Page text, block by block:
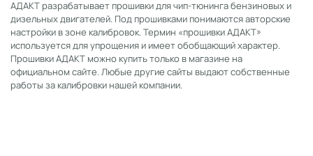
АДАКТ разрабатывает прошивки для чип-тюнинга бензиновых и
дизельных двигателей. Под прошивками понимаются авторские
настройки в зоне калибровок. Термин «прошивки АДАКТ»
используется для упрощения и имеет обобщающий характер.
Прошивки АДАКТ можно купить только в магазине на
официальном сайте. Любые другие сайты выдают собственные
работы за калибровки нашей компании.